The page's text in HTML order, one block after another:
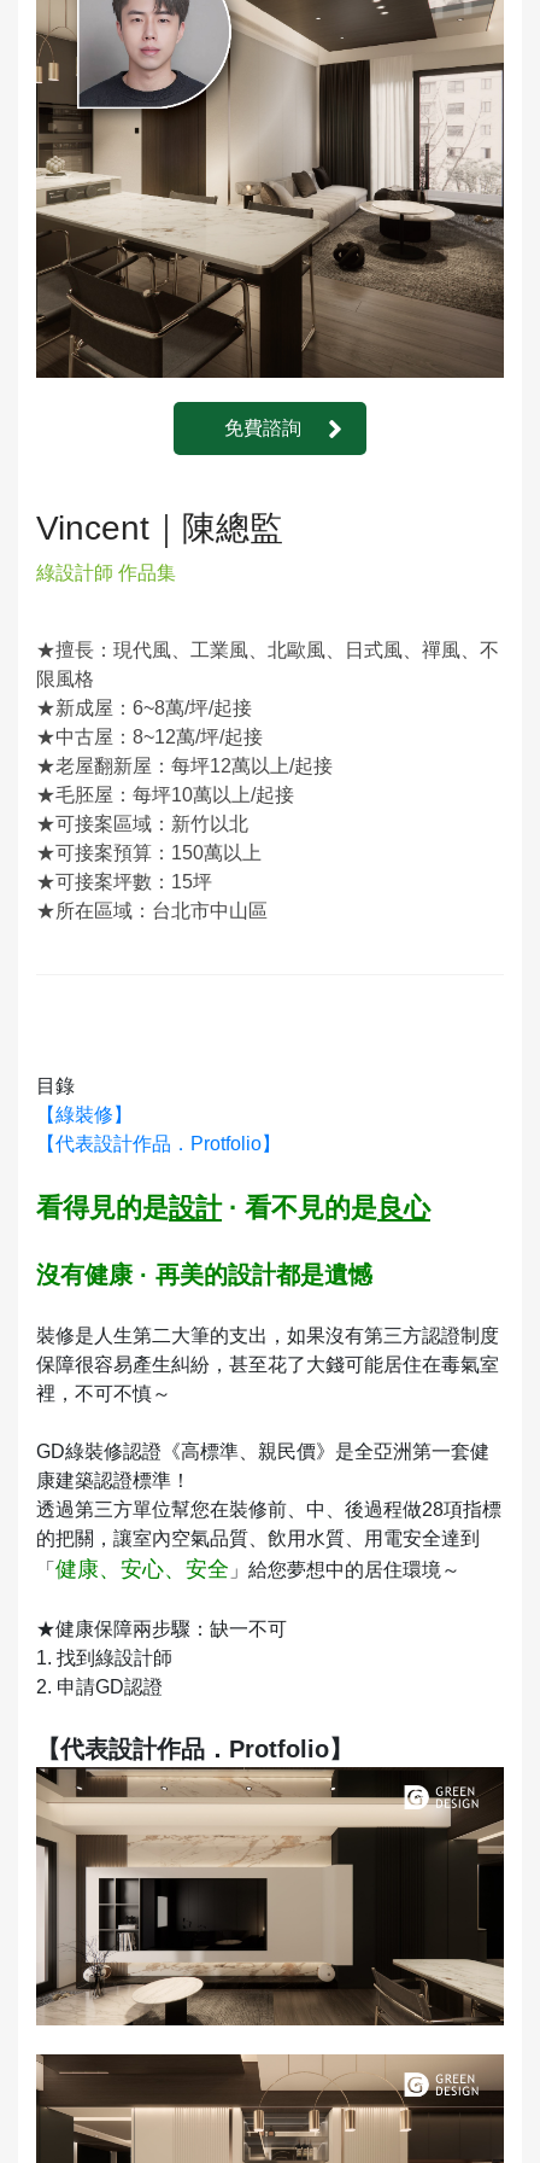
免費諮詢
Vincent｜陳總監
綠設計師 作品集
★擅長：現代風、工業風、北歐風、日式風、禪風、不
限風格
★新成屋：6~8萬/坪/起接
★中古屋：8~12萬/坪/起接
★老屋翻新屋：每坪12萬以上/起接
★毛胚屋：每坪10萬以上/起接
★可接案區域：新竹以北
★可接案預算：150萬以上
★可接案坪數：15坪
★所在區域：台北市中山區
目錄
【綠裝修】
【代表設計作品．Protfolio】
看得見的是設計· 看不見的是良心
沒有健康 · 再美的設計都是遺憾
裝修是人生第二大筆的支出，如果沒有第三方認證制度
保障很容易產生糾紛，甚至花了大錢可能居住在毒氣室
裡，不可不慎～
GD綠裝修認證《高標準、親民價》是全亞洲第一套健
康建築認證標準！
透過第三方單位幫您在裝修前、中、後過程做28項指標
的把關，讓室內空氣品質、飲用水質、用電安全達到
「 健康、安心、安全 」給您夢想中的居住環境～
★健康保障兩步驟：缺一不可
1. 找到綠設計師
2. 申請GD認證
【代表設計作品．Protfolio】